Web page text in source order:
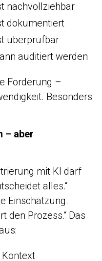
nachvollziehbar
dokumentiert
überprüfbar
auditiert werden
Forderung –
Besonders
– aber
mit KI darf
alles.“
Einschätzung.
den Prozess.“ Das